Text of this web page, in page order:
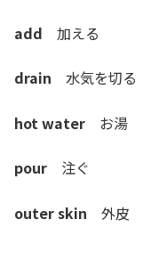
add 加える
drain 水気を切る
hot water お湯
pour 注ぐ
outer skin 外皮